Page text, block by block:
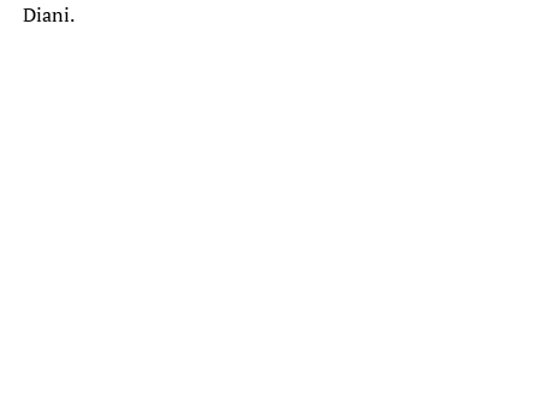
Diani.